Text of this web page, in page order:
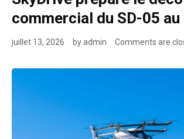
commercial du SD-05 au
juillet 13, 2026 byadmin Comments are